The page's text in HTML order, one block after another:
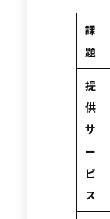
課
題
提
供
サ
ー
ビ
ス